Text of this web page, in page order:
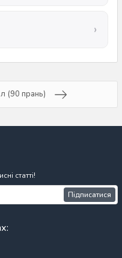
(90 прань)
статті!
Підписатися